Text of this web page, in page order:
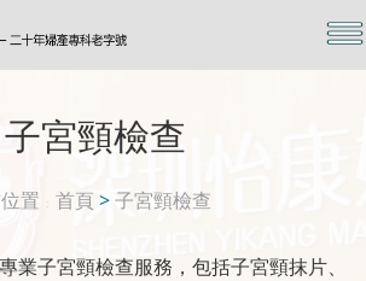
子宮頸檢查
置 首頁 >子宮頸檢查
業子宮頸檢查服務，包括子宮頸抹片、